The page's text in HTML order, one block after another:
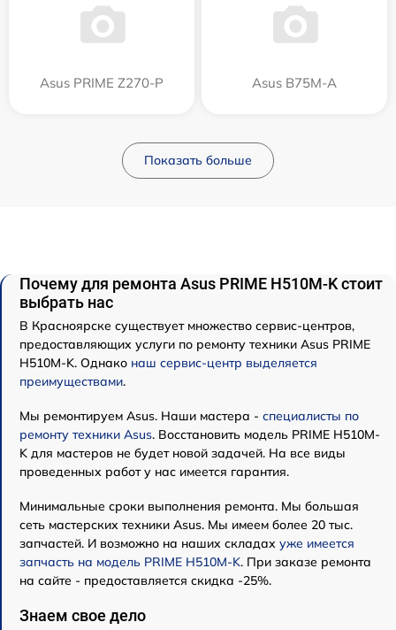
Asus PRIME Z270-P Asus B75M-A
Показать больше
Почему для ремонта Asus PRIME H510M-K стоит
выбрать нас
В Красноярске существует множество сервис-центров,
предоставляющих услуги по ремонту техники Asus PRIME
H510M-K. Однако наш сервис-центр выделяется
преимуществами.
Мы ремонтируем Asus. Наши мастера - специалисты по
ремонту техники Asus. Восстановить модель PRIME H510M-
K для мастеров не будет новой задачей. На все виды
проведенных работ у нас имеется гарантия.
Минимальные сроки выполнения ремонта. Мы большая
сеть мастерских техники Asus. Мы имеем более 20 тыс.
запчастей. И возможно на наших складах уже имеется
запчасть на модель PRIME H510M-K. При заказе ремонта
на сайте - предоставляется скидка -25%.
Знаем свое дело